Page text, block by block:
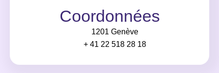
Coordonnées
1201 Genève
+ 41 22 518 28 18